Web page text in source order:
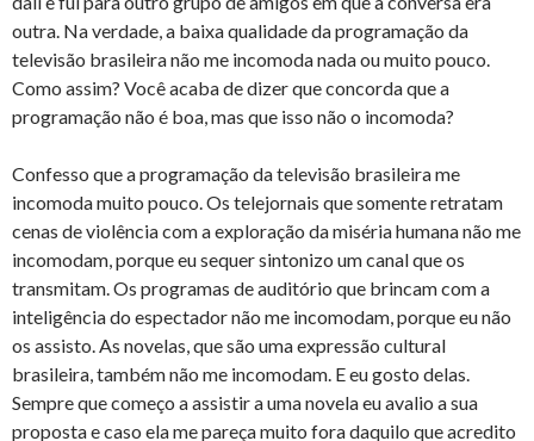
outra. Na verdade, a baixa qualidade da programação da
televisão brasileira não me incomoda nada ou muito pouco.
Como assim? Você acaba de dizer que concorda que a
programação não é boa, mas que isso não o incomoda?
Confesso que a programação da televisão brasileira me
incomoda muito pouco. Os telejornais que somente retratam
cenas de violência com a exploração da miséria humana não me
incomodam, porque eu sequer sintonizo um canal que os
transmitam. Os programas de auditório que brincam com a
inteligência do espectador não me incomodam, porque eu não
os assisto. As novelas, que são uma expressão cultural
brasileira, também não me incomodam. E eu gosto delas.
Sempre que começo a assistir a uma novela eu avalio a sua
proposta e caso ela me pareça muito fora daquilo que acredito